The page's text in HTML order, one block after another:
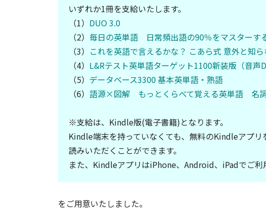
いずれか1冊を支給いたします。
（1） DUO 3.0
（2） 毎日の英単語 日常頻出語の90％をマスターす
（3） これを英語で言えるかな？ こあら式 意外と知
（4） L&Rテスト英単語ターゲット1100新装版（音声
（5） データベース3300 基本英単語・熟語
（6） 語源×図解 もっとくらべて覚える英単語 名
※支給は、Kindle版(電子書籍)となります。
Kindle端末を持っていなくても、無料のKindleアプ
読みいただくことができます。
また、KindleアプリはiPhone、Android、iPadでご利
をご用意いたしました。